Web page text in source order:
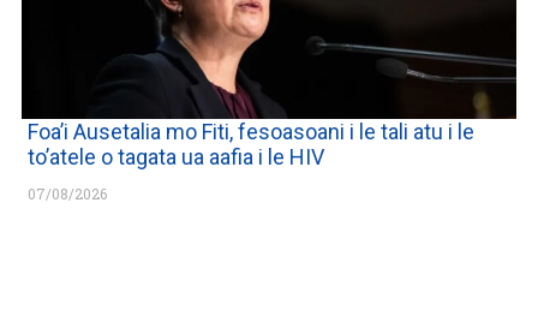
Foa’i Ausetalia mo Fiti, fesoasoani i le tali atu i le
to’atele o tagata ua aafia i le HIV
07/08/2026